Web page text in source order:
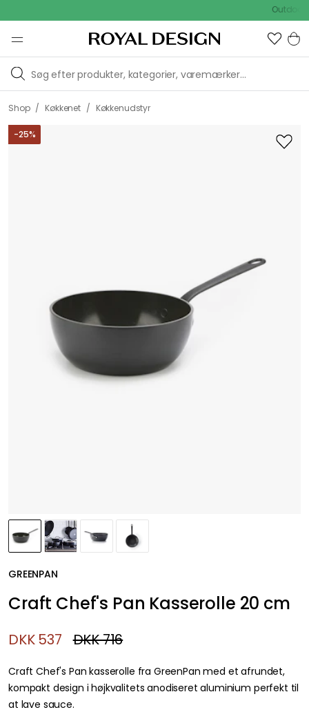
Outdoor
Shop / Køkkenet / Køkkenudstyr
-25%
GREENPAN
Craft Chef's Pan Kasserolle 20 cm
DKK 537 DKK 716
Craft Chef's Pan kasserolle fra GreenPan med et afrundet,
kompakt design i højkvalitets anodiseret aluminium perfekt til
at lave sauce.